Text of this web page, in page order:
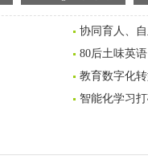
协同育人、
80后土味英
教育数字化
智能化学习